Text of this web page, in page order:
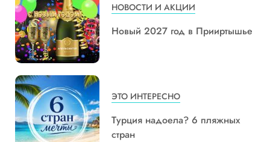
НОВОСТИ И АКЦИИ
Новый 2027 год в Прииртышье
ЭТО ИНТЕРЕСНО
Турция надоела? 6 пляжных
стран